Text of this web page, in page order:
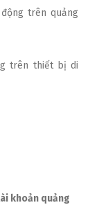
trên quảng
trên thiết bị di
khoản quảng